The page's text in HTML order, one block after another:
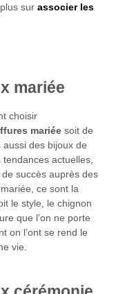
sur associer les
mariée
choisir
mariée soit de
des bijoux de
actuelles,
succès auprès des
ce sont la
le style, le chignon
que l’on ne porte
on l’ont se rend le
vie.